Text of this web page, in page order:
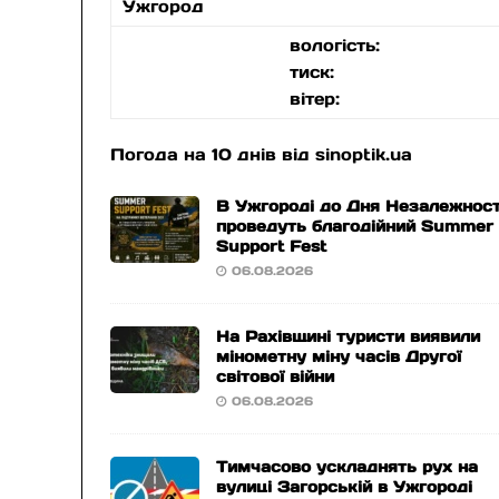
Ужгород
вологість:
тиск:
вітер:
Погода на 10 днів відsinoptik.ua
В Ужгороді до Дня
проведуть благодійний Summer
Support Fest
06.08.2026
На Рахівщині туристи виявили
мінометну міну часів Другої
світової війни
06.08.2026
Тимчасово ускладнять рух на
вулиці Загорській в Ужгороді